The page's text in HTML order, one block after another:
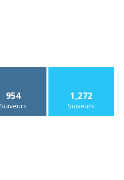
954
Suiveurs
1,272
Suiveurs